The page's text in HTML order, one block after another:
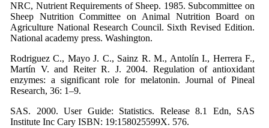
NRC, Nutrient Requirements of Sheep. 1985. Subcommittee on
Sheep Nutrition Committee on Animal Nutrition Board on
Agriculture National Research Council. Sixth Revised Edition.
National academy press. Washington.
Rodriguez C., Mayo J. C., Sainz R. M., Antolín I., Herrera F.,
Martín V. and Reiter R. J. 2004. Regulation of antioxidant
enzymes: a significant role for melatonin. Journal of Pineal
Research, 36: 1–9.
SAS. 2000. User Guide: Statistics. Release 8.1 Edn, SAS
Institute Inc Cary ISBN: 19:158025599X. 576.